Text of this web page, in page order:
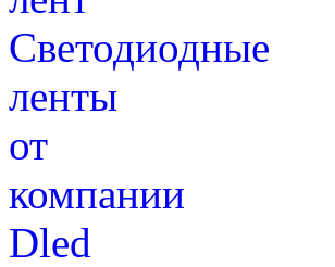
Светодиодные
ленты
от
компании
Dled